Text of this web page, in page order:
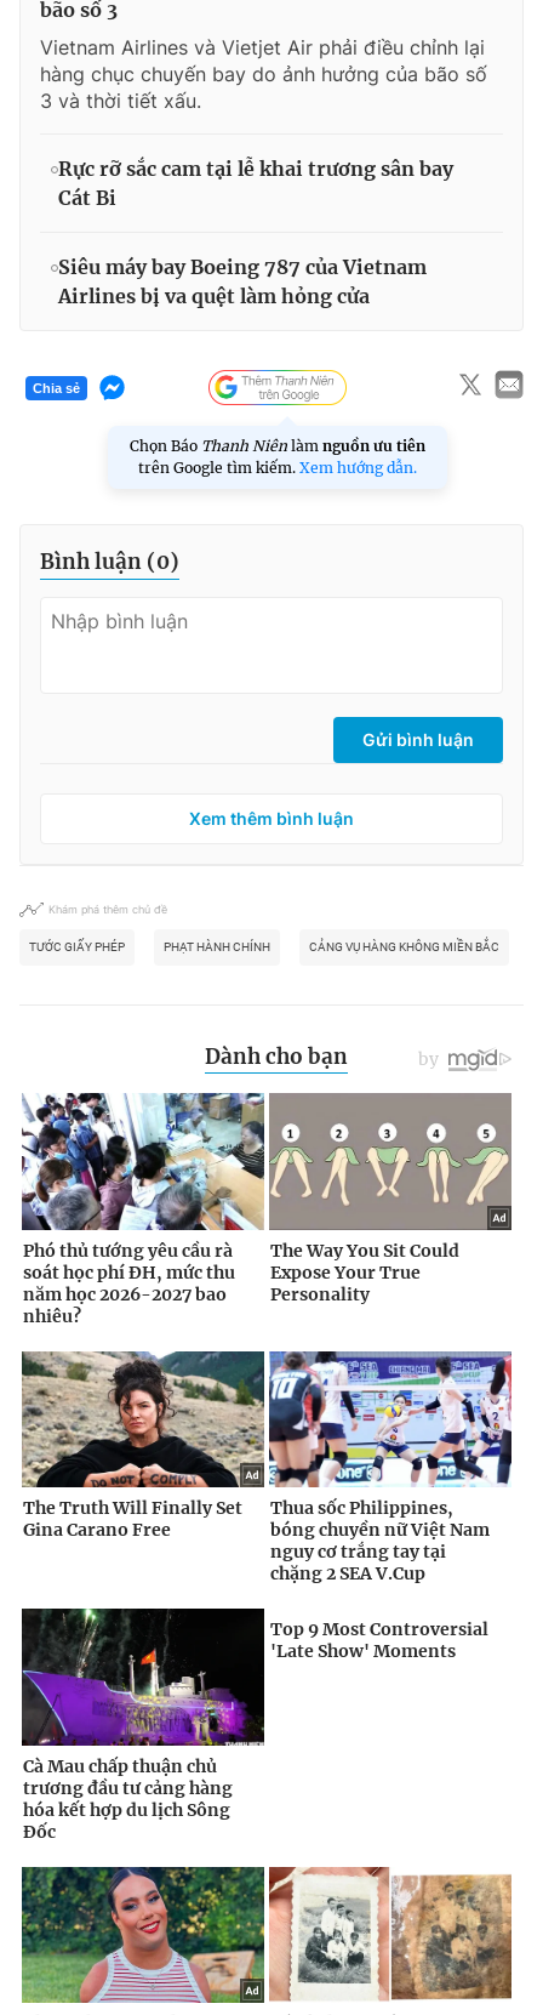
bão số 3
Vietnam Airlines và Vietjet Air phải điều chỉnh lại
hàng chục chuyến bay do ảnh hưởng của bão số
3 và thời tiết xấu.
Rực rỡ sắc cam tại lễ khai trương sân bay
Cát Bi
Siêu máy bay Boeing 787 của Vietnam
Airlines bị va quệt làm hỏng cửa
Chia sẻ
Chọn Báo Thanh Niên làm nguồn ưu tiên
trên Google tìm kiếm. Xem hướng dẫn.
Bình luận (0)
Gửi bình luận
Xem thêm bình luận
Khám phá thêm chủ đề
TƯỚC GIẤY PHÉP PHẠT HÀNH CHÍNH CẢNG VỤ HÀNG KHÔNG MIỀN BẮC